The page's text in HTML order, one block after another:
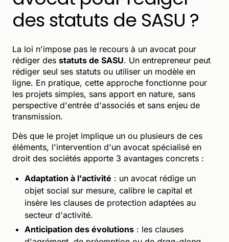
des statuts de SASU ?
La loi n'impose pas le recours à un avocat pour
rédiger des statuts de SASU. Un entrepreneur peut
rédiger seul ses statuts ou utiliser un modèle en
ligne. En pratique, cette approche fonctionne pour
les projets simples, sans apport en nature, sans
perspective d'entrée d'associés et sans enjeu de
transmission.
Dès que le projet implique un ou plusieurs de ces
éléments, l'intervention d'un avocat spécialisé en
droit des sociétés apporte 3 avantages concrets :
Adaptation à l'activité : un avocat rédige un
objet social sur mesure, calibre le capital et
insère les clauses de protection adaptées au
secteur d'activité.
Anticipation des évolutions : les clauses